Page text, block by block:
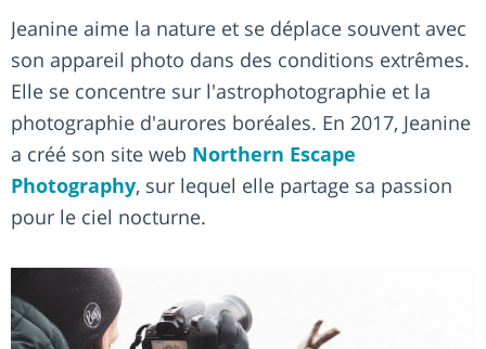
Jeanine aime la nature et se déplace souvent avec
son appareil photo dans des conditions extrêmes.
Elle se concentre sur l'astrophotographie et la
photographie d'aurores boréales. En 2017, Jeanine
a créé son site web Northern Escape
Photography, sur lequel elle partage sa passion
pour le ciel nocturne.